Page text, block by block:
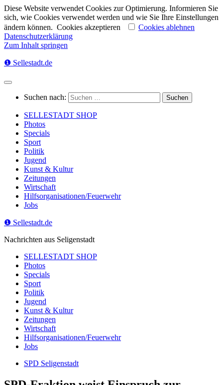
Diese Website verwendet Cookies zur Optimierung. Informieren Sie
sich, wie Cookies verwendet werden und wie Sie Ihre Einstellungen
ändern können. Cookies akzeptieren
Cookies ablehnen
Datenschutzerklärung
Zum Inhalt springen
❶ Sellestadt.de
Suchen nach:
SELLESTADT SHOP
Photos
Specials
Sport
Politik
Jugend
Kunst & Kultur
Zeitungen
Wirtschaft
Hilfsorganisationen/Feuerwehr
Jobs
❶ Sellestadt.de
Nachrichten aus Seligenstadt
SELLESTADT SHOP
Photos
Specials
Sport
Politik
Jugend
Kunst & Kultur
Zeitungen
Wirtschaft
Hilfsorganisationen/Feuerwehr
Jobs
SPD Seligenstadt